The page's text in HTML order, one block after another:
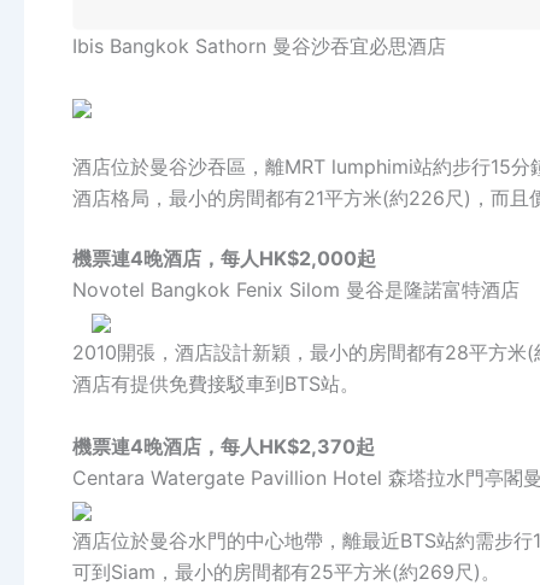
Ibis Bangkok Sathorn 曼谷沙吞宜必思酒店
酒店位於曼谷沙吞區，離MRT lumphimi站約步行15
酒店格局，最小的房間都有21平方米(約226尺)，而且
機票連4晚酒店，每人HK$2,000起
Novotel Bangkok Fenix Silom 曼谷是隆諾富特酒店
2010開張，酒店設計新穎，最小的房間都有28平方米
酒店有提供免費接駁車到BTS站。
機票連4晚酒店，每人HK$2,370起
Centara Watergate Pavillion Hotel 森塔拉水門亭閣
酒店位於曼谷水門的中心地帶，離最近BTS站約需步
可到Siam，最小的房間都有25平方米(約269尺)。